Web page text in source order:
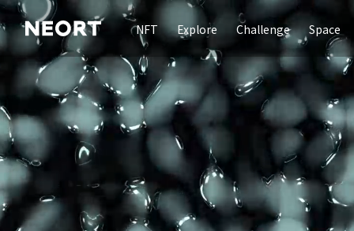
NFT Explore Challenge Space